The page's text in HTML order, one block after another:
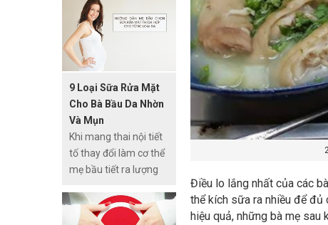
Điều lo lắng nhất của các
thể kích sữa ra nhiều để
hiệu quả, những bà mẹ sau
phải tránh. Trong đó
có thói quen dùng mỹ
phẩm. Có những
thành phần mỹ phẩm
thai vì gây hại cho thai
nhi.
9 Loại Sữa Rửa Mặt
Cho Bà Bầu Da Nhờn
Và Mụn
Khi mang thai nội tiết
tố thay đổi làm cơ thể
mẹ bầu tiết ra lượng
mặt của mẹ trở nên
nhờn và khô sần thiếu